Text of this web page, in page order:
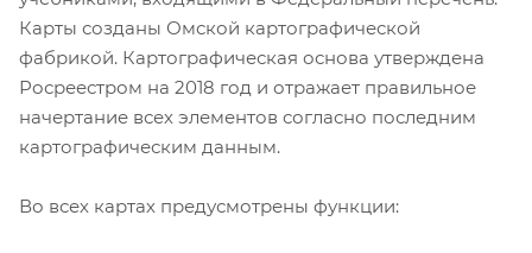
Карты созданы Омской картографической
фабрикой. Картографическая основа утверждена
Росреестром на 2018 год и отражает правильное
начертание всех элементов согласно последним
картографическим данным.
Во всех картах предусмотрены функции: